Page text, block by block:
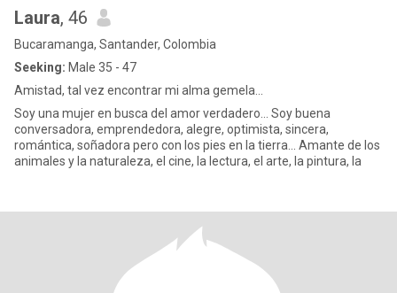
Laura, 46
Bucaramanga, Santander, Colombia
Seeking: Male 35 - 47
Amistad, tal vez encontrar mi alma gemela...
Soy una mujer en busca del amor verdadero... Soy buena
conversadora, emprendedora, alegre, optimista, sincera,
romántica, soñadora pero con los pies en la tierra... Amante de los
animales y la naturaleza, el cine, la lectura, el arte, la pintura, la